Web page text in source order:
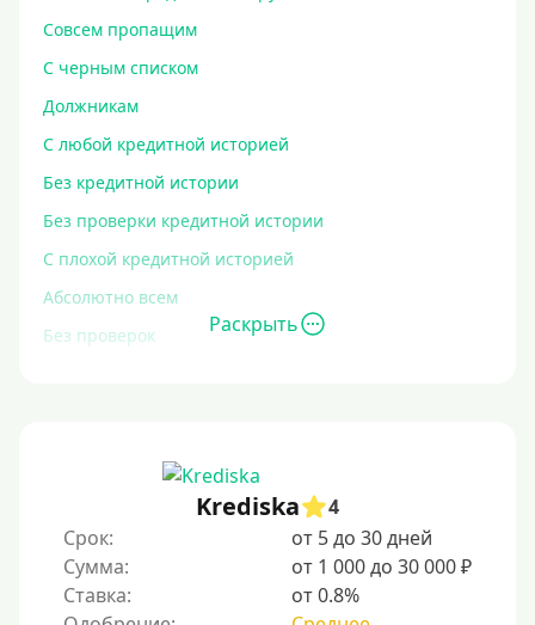
Совсем пропащим
С черным списком
Должникам
С любой кредитной историей
Без кредитной истории
Без проверки кредитной истории
С плохой кредитной историей
Абсолютно всем
Без проверок
С просрочками
Залог
Под залог ПТС
Раскрыть
Krediska
4
Срок:
от 5 до 30 дней
Сумма:
от 1 000 до 30 000 ₽
Ставка:
от 0.8%